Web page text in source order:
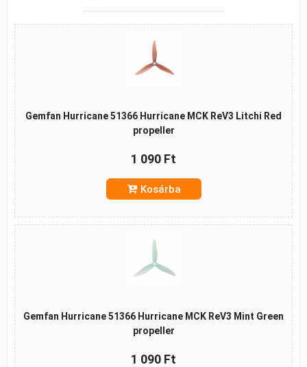
Gemfan Hurricane 51366 Hurricane MCK ReV3 Litchi Red
propeller
1 090 Ft
Kosárba
Gemfan Hurricane 51366 Hurricane MCK ReV3 Mint Green
propeller
1 090 Ft